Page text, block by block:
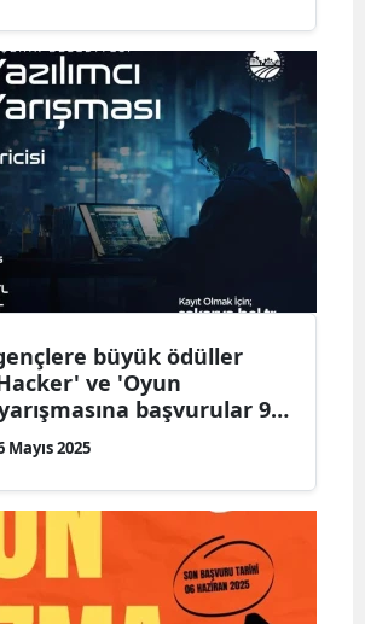
büyük ödüller
ve 'Oyun
başvurular 9
alınacak
Mayıs 2025